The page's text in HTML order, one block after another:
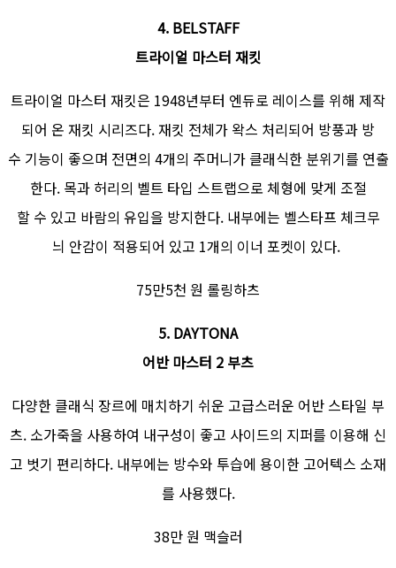
4. BELSTAFF
트라이얼 마스터 재킷
트라이얼 마스터 재킷은 1948년부터 엔듀로 레이스를 위해 제작
되어 온 재킷 시리즈다. 재킷 전체가 왁스 처리되어 방풍과 방
수 기능이 좋으며 전면의 4개의 주머니가 클래식한 분위기를 연출
한다. 목과 허리의 벨트 타입 스트랩으로 체형에 맞게 조절
할 수 있고 바람의 유입을 방지한다. 내부에는 벨스타프 체크무
늬 안감이 적용되어 있고 1개의 이너 포켓이 있다.
75만5천 원 롤링하츠
5. DAYTONA
어반 마스터 2 부츠
다양한 클래식 장르에 매치하기 쉬운 고급스러운 어반 스타일 부
츠. 소가죽을 사용하여 내구성이 좋고 사이드의 지퍼를 이용해 신
고 벗기 편리하다. 내부에는 방수와 투습에 용이한 고어텍스 소재
를 사용했다.
38만 원 맥슬러